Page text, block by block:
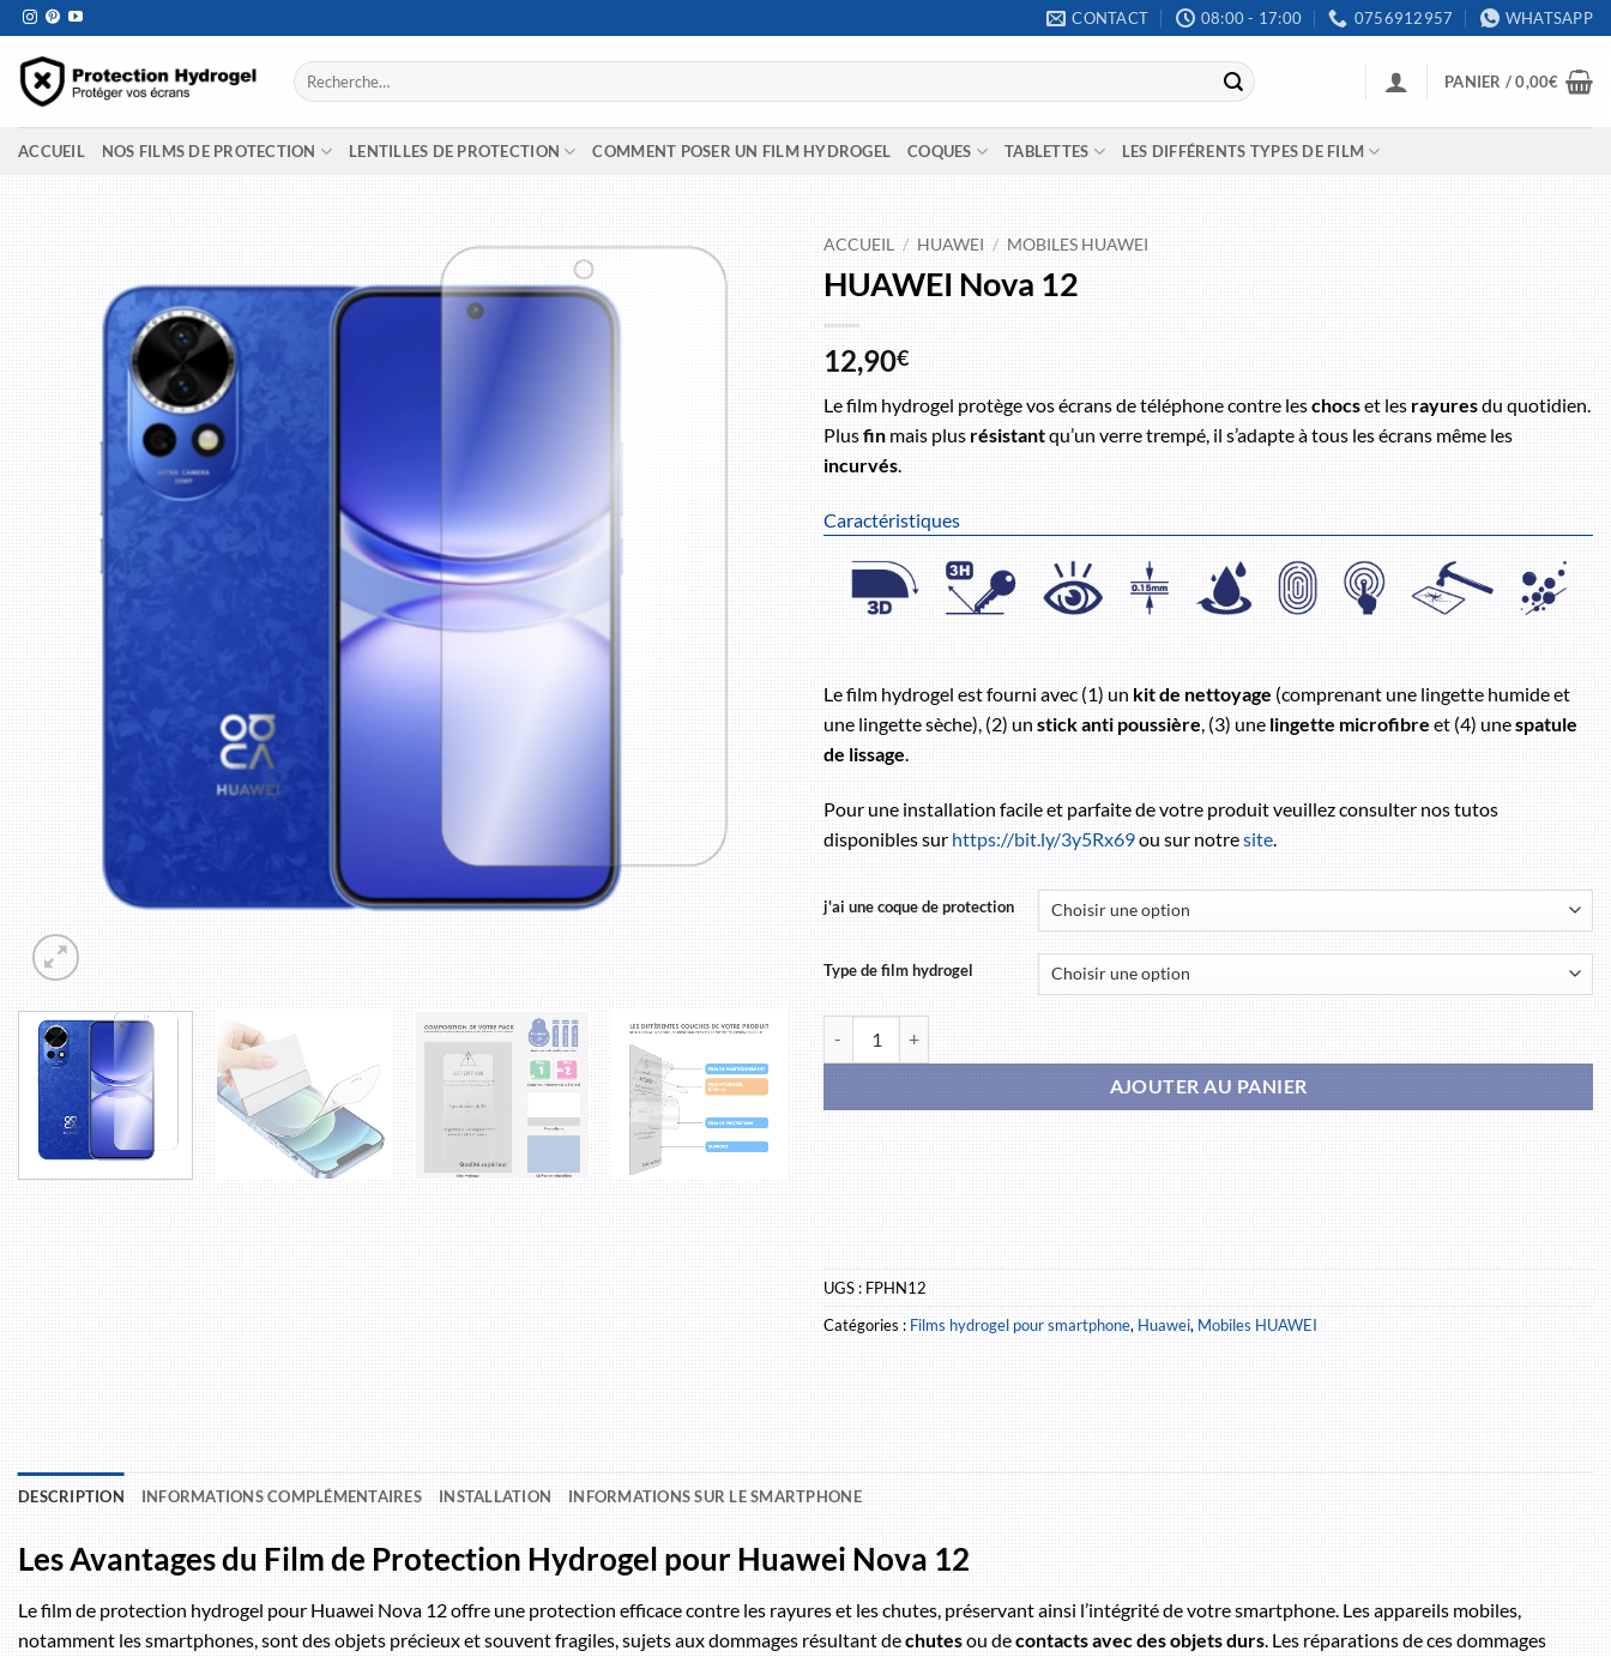
Passer
au
contenu
CONTACT 08:00 - 17:00 0756912957 WHATSAPP
Recherche
pour :
PANIER /0,00€
ACCUEIL NOS FILMS DE PROTECTION LENTILLES DE PROTECTION COMMENT POSER UN FILM HYDROGEL COQUES TABLETTES LES DIFFÉRENTS TYPES DE FILM
ACCUEIL / HUAWEI / MOBILES HUAWEI
HUAWEI Nova 12
12,90€
Le film hydrogel protège vos écrans de téléphone contre leschocset lesrayuresdu quotidien.
Plusfinmais plusrésistantqu’un verre trempé, il s’adapte à tous les écrans même les
incurvés.
Caractéristiques
Le film hydrogel est fourni avec (1) unkit de nettoyage(comprenant une lingette humide et
une lingette sèche), (2) unstick anti poussière, (3) unelingette microfibreet (4) unespatule
de lissage.
Pour une installation facile et parfaite de votre produit veuillez consulter nos tutos
disponibles surhttps://bit.ly/3y5Rx69ou sur notresite.
j'ai une coque de protection
Type de film hydrogel
quantité de HUAWEI Nova 12
AJOUTER AU PANIER
UGS :FPHN12
Catégories :Films hydrogel pour smartphone,Huawei,Mobiles HUAWEI
DESCRIPTION INFORMATIONS COMPLÉMENTAIRES INSTALLATION INFORMATIONS SUR LE SMARTPHONE
Les Avantages du Film de Protection Hydrogel pour Huawei Nova 12
Le film de protection hydrogel pour Huawei Nova 12 offre une protection efficace contre les rayures et les chutes, préservant ainsi l’intégrité de votre smartphone. Les appareils mobiles,
notamment les smartphones, sont des objets précieux et souvent fragiles, sujets aux dommages résultant dechutesou decontacts avec des objets durs. Les réparations de ces dommages